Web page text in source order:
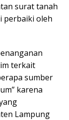
surat tanah
perbaiki oleh
terkait
sumber
karena
Lampung